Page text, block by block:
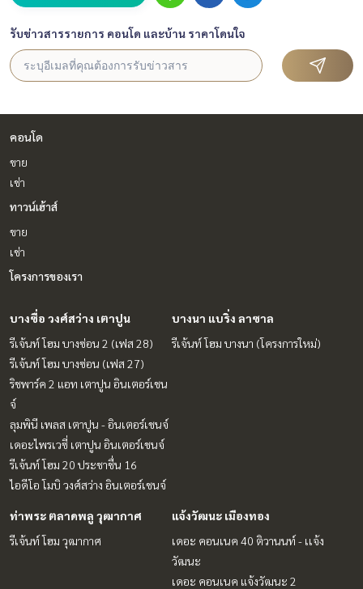
รับข่าวสารรายการ คอนโด และบ้าน ราคาโดนใจ
คอนโด
ขาย
เช่า
ทาวน์เฮ้าส์
ขาย
เช่า
โครงการของเรา
บางซื่อ วงศ์สว่าง เตาปูน
รีเจ้นท์ โฮม บางซ่อน 2 (เฟส 28)
รีเจ้นท์ โฮม บางซ่อน (เฟส 27)
ริชพาร์ค 2 แอท เตาปูน อินเตอร์เชน
จ์
ลุมพินี เพลส เตาปูน - อินเตอร์เชนจ์
เดอะไพรเวซี่ เตาปูน อินเตอร์เชนจ์
รีเจ้นท์ โฮม 20 ประชาชื่น 16
ไอดีโอ โมบิ วงศ์สว่าง อินเตอร์เชนจ์
บางนา แบริ่ง ลาซาล
รีเจ้นท์ โฮม บางนา (โครงการใหม่)
ท่าพระ ตลาดพลู วุฒากาศ
รีเจ้นท์ โฮม วุฒากาศ
แจ้งวัฒนะ เมืองทอง
เดอะ คอนเนค 40 ติวานนท์ - เเจ้ง
วัฒนะ
เดอะ คอนเนค แจ้งวัฒนะ 2